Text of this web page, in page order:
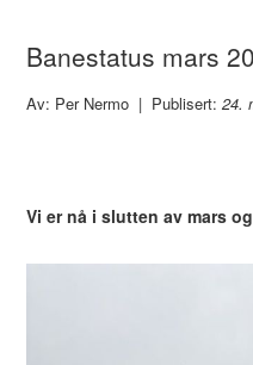
Banestatus mars
Av: Per Nermo | Publisert:24.
Vi er nå i slutten av mars